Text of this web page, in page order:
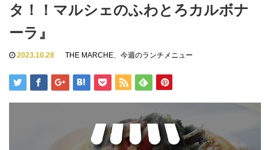
タ！！マルシェのふわとろカルボナ
ーラ』
2023.10.28 THE MARCHE、 今週のランチメニュー